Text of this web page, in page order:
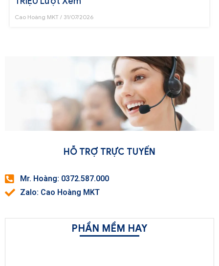
Cao Hoàng MKT 31/07/2026
HỖ TRỢ TRỰC TUYẾN
Mr. Hoàng: 0372.587.000
Zalo: Cao Hoàng MKT
PHẦN MỀM HAY